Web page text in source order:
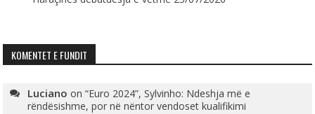
KOMENTET E FUNDIT
Luciano on“Euro 2024”, Sylvinho: Ndeshja më e
rëndësishme, por në nëntor vendoset kualifikimi